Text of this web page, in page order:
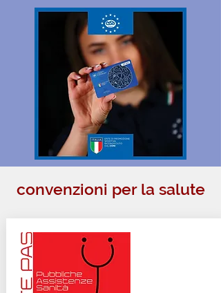
convenzioni per la salute